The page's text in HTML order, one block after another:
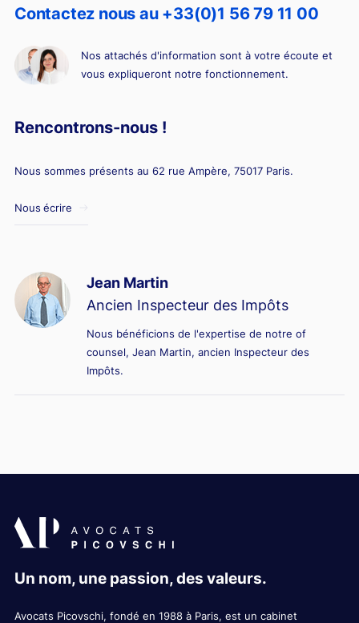
Contactez nous au +33(0)1 56 79 11 00
Nos attachés d'information sont à votre écoute et
vous expliqueront notre fonctionnement.
Rencontrons-nous !
Nous sommes présents au 62 rue Ampère, 75017 Paris.
Nous écrire
Jean Martin
Ancien Inspecteur des Impôts
Nous bénéficions de l'expertise de notre of
counsel, Jean Martin, ancien Inspecteur des
Impôts.
Un nom, une passion, des valeurs.
Avocats Picovschi, fondé en 1988 à Paris, est un cabinet